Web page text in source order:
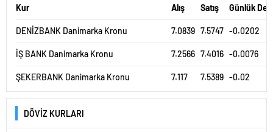
Kur Alış Satış Günlük
DENİZBANK Danimarka Kronu 7.0839 7.5747 -0.0202
İŞ BANK Danimarka Kronu 7.2566 7.4016 -0.0076
ŞEKERBANK Danimarka Kronu 7.117 7.5389 -0.02
DÖVİZ KURLARI